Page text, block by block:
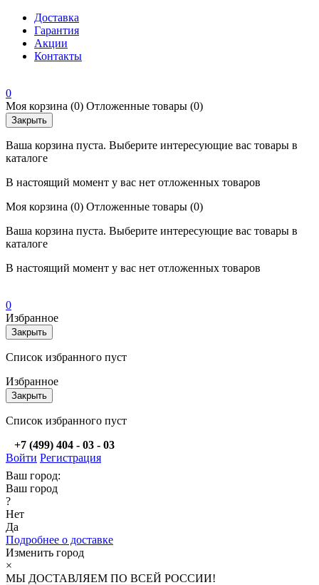
Доставка
Гарантия
Акции
Контакты
0
Моя корзина (0) Отложенные товары (0)
Закрыть
Ваша корзина пуста. Выберите интересующие вас товары в
каталоге
В настоящий момент у вас нет отложенных товаров
Моя корзина (0) Отложенные товары (0)
Ваша корзина пуста. Выберите интересующие вас товары в
каталоге
В настоящий момент у вас нет отложенных товаров
0
Избранное
Закрыть
Список избранного пуст
Избранное
Закрыть
Список избранного пуст
+7 (499) 404 - 03 - 03
Войти Регистрация
Ваш город:
Ваш город
?
Нет
Да
Подробнее о доставке
Изменить город
×
МЫ ДОСТАВЛЯЕМ ПО ВСЕЙ РОССИИ!